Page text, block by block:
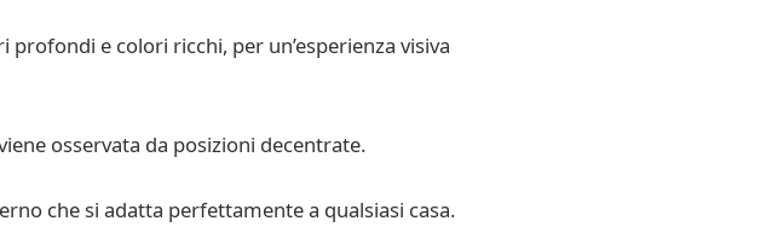
e colori ricchi, per un’esperienza visiva
osservata da posizioni decentrate.
che si adatta perfettamente a qualsiasi casa.